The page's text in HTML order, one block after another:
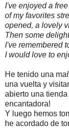
I've enjoyed a
of my favorites
opened, a lovely
Then some
I've remembered
I would love to
He tenido una
una vuelta y
abierto una
encantadora!
Y luego hemos
he acordado de